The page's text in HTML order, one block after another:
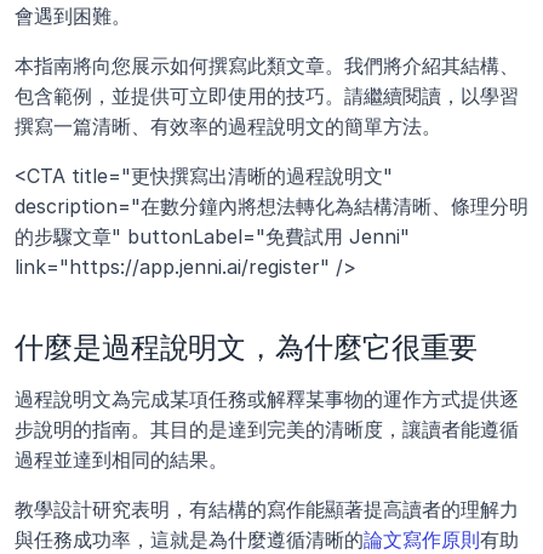
會遇到困難。
本指南將向您展示如何撰寫此類文章。我們將介紹其結構、
包含範例，並提供可立即使用的技巧。請繼續閱讀，以學習
撰寫一篇清晰、有效率的過程說明文的簡單方法。
<CTA title="更快撰寫出清晰的過程說明文"
description="在數分鐘內將想法轉化為結構清晰、條理分明
的步驟文章" buttonLabel="免費試用 Jenni"
link="https://app.jenni.ai/register" />
什麼是過程說明文，為什麼它很重要
過程說明文為完成某項任務或解釋某事物的運作方式提供逐
步說明的指南。其目的是達到完美的清晰度，讓讀者能遵循
過程並達到相同的結果。
教學設計研究表明，有結構的寫作能顯著提高讀者的理解力
與任務成功率，這就是為什麼遵循清晰的論文寫作原則有助